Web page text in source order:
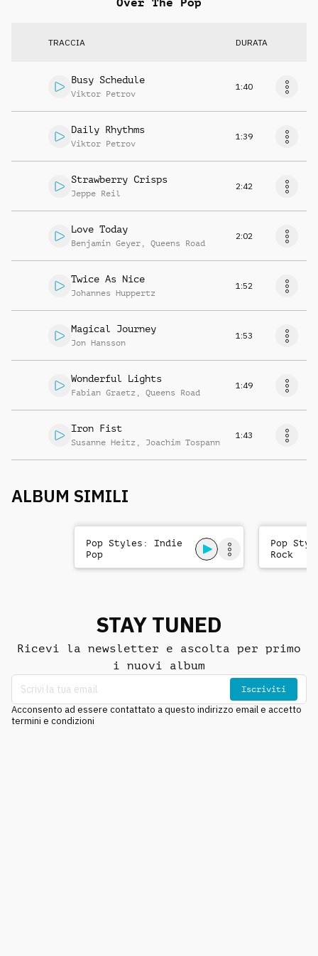
TRACCIA DURATA
Busy Schedule
Viktor Petrov
1:40
Daily Rhythms
Viktor Petrov
1:39
Strawberry Crisps
Jeppe Reil
2:42
Love Today
Benjamin Geyer , Queens Road
2:02
Twice As Nice
Johannes Huppertz
1:52
Magical Journey
Jon Hansson
1:53
Wonderful Lights
Fabian Graetz , Queens Road
1:49
Iron Fist
Susanne Heitz , Joachim Tospann
1:43
ALBUM SIMILI
Pop Styles: Indie
Pop
Pop
Rock
STAY TUNED
Ricevi la newsletter e ascolta per primo
i nuovi album
Iscriviti
Acconsento ad essere contattato a questo indirizzo email e accetto
termini e condizioni